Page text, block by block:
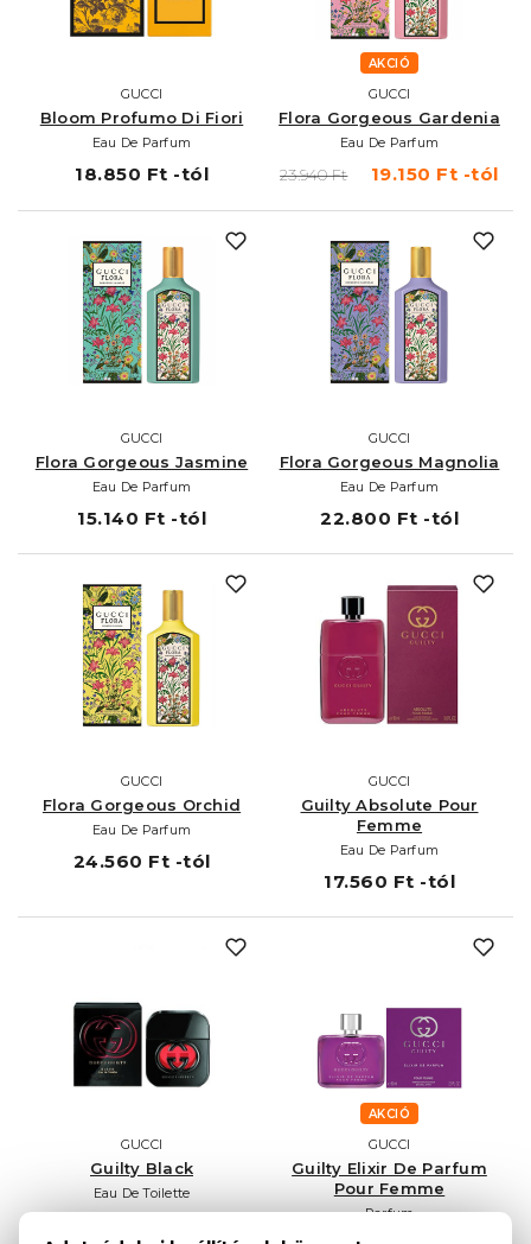
GUCCI
Bloom Profumo Di Fiori
Eau De Parfum
18.850 Ft -tól
AKCIÓ
GUCCI
Flora Gorgeous Gardenia
Eau De Parfum
23.940 Ft 19.150 Ft -tól
GUCCI
Flora Gorgeous Jasmine
Eau De Parfum
15.140 Ft -tól
GUCCI
Flora Gorgeous Magnolia
Eau De Parfum
22.800 Ft -tól
GUCCI
Flora Gorgeous Orchid
Eau De Parfum
24.560 Ft -tól
GUCCI
Guilty Absolute Pour
Femme
Eau De Parfum
17.560 Ft -tól
GUCCI
Guilty Black
Eau De Toilette
AKCIÓ
GUCCI
Guilty Elixir De Parfum
Pour Femme
Parfum